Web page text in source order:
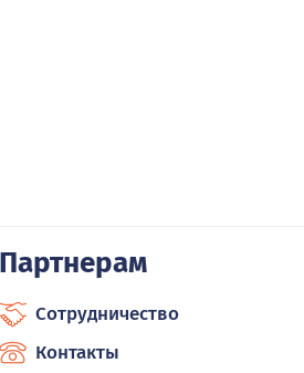
Партнерам
Сотрудничество
Контакты